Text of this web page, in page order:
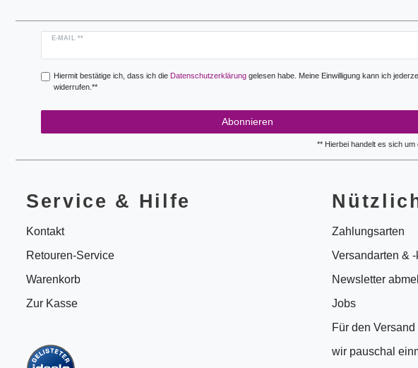
E-MAIL **
Newsletter
Hiermit bestätige ich, dass ich die Daten­schutz­erklärunggelesen habe. Meine Einwilligung kann ich
widerrufen.**
Abonnieren
** Hierbei handelt es sich um
Service & Hilfe
Kontakt
Retouren-Service
Warenkorb
Zur Kasse
Zahlungsarten
Versandarten &
Newsletter
Jobs
Für den
wir pauschal